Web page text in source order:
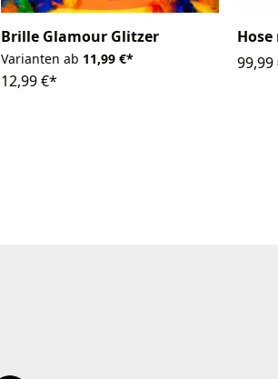
Brille Glamour Glitzer
Varianten ab 11,99 €*
12,99 €*
99,99